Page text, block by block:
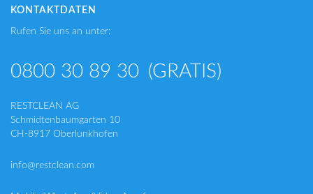
KONTAKTDATEN
Rufen Sie uns an unter:
0800 30 89 30 (GRATIS)
RESTCLEAN AG
Schmidtenbaumgarten 10
CH-8917 Oberlunkhofen
info@restclean.com